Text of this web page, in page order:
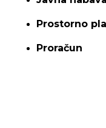
Prostorno
Proračun